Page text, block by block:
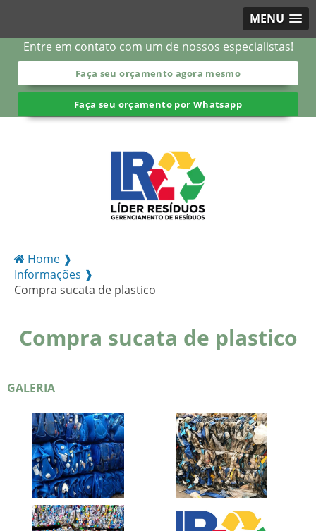
MENU
Entre em contato com um de nossos especialistas!
Faça seu orçamento agora mesmo
Faça seu orçamento por Whatsapp
Home ❱
Informações ❱
Compra sucata de plastico
Compra sucata de plastico
GALERIA